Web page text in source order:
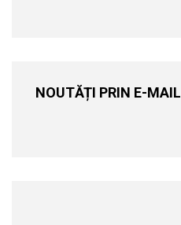
NOUTĂȚI PRIN E-MAIL